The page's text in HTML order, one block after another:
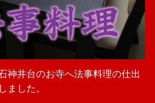
神井台のお寺へ法事料理の仕出
ました。